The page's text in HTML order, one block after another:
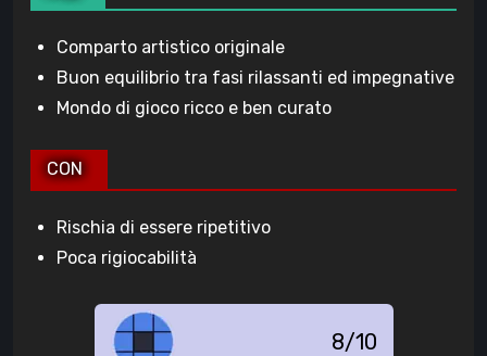
Comparto artistico originale
Buon equilibrio tra fasi rilassanti ed impegnative
Mondo di gioco ricco e ben curato
CON
Rischia di essere ripetitivo
Poca rigiocabilità
8/10